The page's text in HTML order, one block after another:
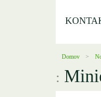
Domov
: